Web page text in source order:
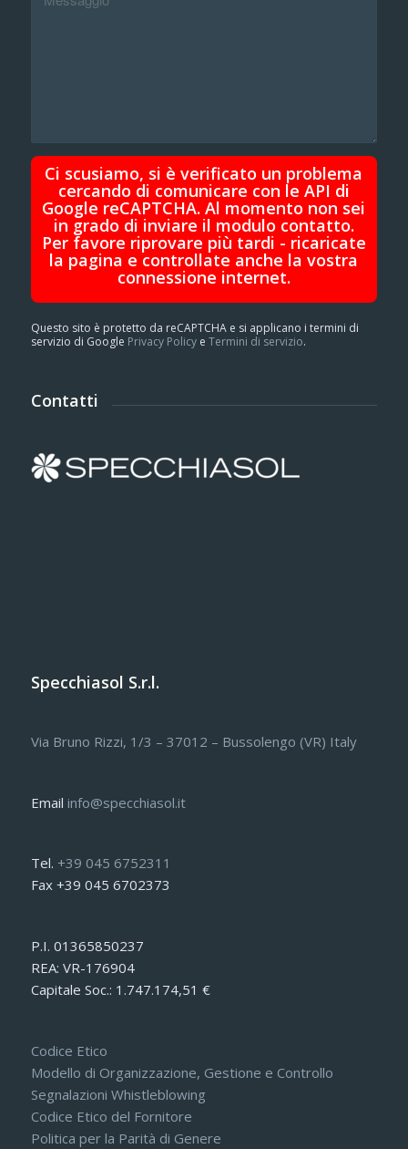
Ci scusiamo, si è verificato un problema
cercando di comunicare con le API di
Google reCAPTCHA. Al momento non sei
in grado di inviare il modulo contatto.
Per favore riprovare più tardi - ricaricate
la pagina e controllate anche la vostra
connessione internet.
Questo sito è protetto da reCAPTCHA e si applicano i termini di
servizio di Google Privacy Policye Termini di servizio.
Contatti
Specchiasol S.r.l.
Via Bruno Rizzi, 1/3 – 37012 – Bussolengo (VR) Italy
Email info@specchiasol.it
Tel. +39 045 6752311
Fax +39 045 6702373
P.I. 01365850237
REA: VR-176904
Capitale Soc.: 1.747.174,51 €
Codice Etico
Modello di Organizzazione, Gestione e Controllo
Segnalazioni Whistleblowing
Codice Etico del Fornitore
Politica per la Parità di Genere